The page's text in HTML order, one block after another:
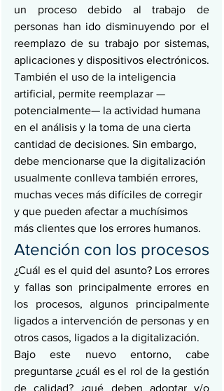
un proceso debido al trabajo de
personas han ido disminuyendo por el
reemplazo de su trabajo por sistemas,
aplicaciones y dispositivos electrónicos.
También el uso de la inteligencia
artificial, permite reemplazar —
potencialmente— la actividad humana
en el análisis y la toma de una cierta
cantidad de decisiones. Sin embargo,
debe mencionarse que la digitalización
usualmente conlleva también errores,
muchas veces más difíciles de corregir
y que pueden afectar a muchísimos
más clientes que los errores humanos.
Atención con los procesos
¿Cuál es el quid del asunto? Los errores
y fallas son principalmente errores en
los procesos, algunos principalmente
ligados a intervención de personas y en
otros casos, ligados a la digitalización.
Bajo este nuevo entorno, cabe
preguntarse ¿cuál es el rol de la gestión
de calidad? ¿qué deben adoptar y/o